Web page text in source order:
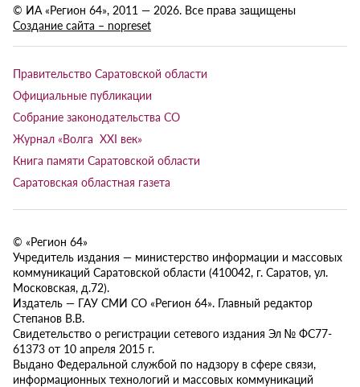
© ИА «Регион 64», 2011 — 2026. Все права защищены
Создание сайта – nopreset
Правительство Саратовской области
Официальные публикации
Собрание законодательства СО
Журнал «Волга XXI век»
Книга памяти Саратовской области
Саратовская областная газета
© «Регион 64»
Учредитель издания — министерство информации и массовых
коммуникаций Саратовской области (410042, г. Саратов, ул.
Московская, д.72).
Издатель — ГАУ СМИ СО «Регион 64». Главный редактор
Степанов В.В.
Свидетельство о регистрации сетевого издания Эл № ФС77-
61373 от 10 апреля 2015 г.
Выдано Федеральной службой по надзору в сфере связи,
информационных технологий и массовых коммуникаций